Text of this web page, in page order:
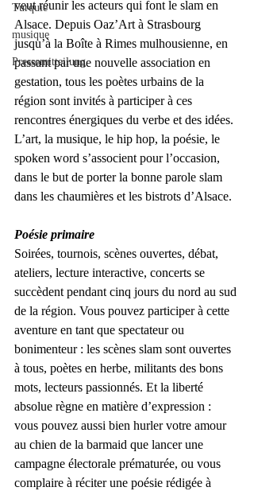
Turquie
musique
Pressemitteilung
veut réunir les acteurs qui font le slam en
Alsace. Depuis Oaz’Art à Strasbourg
jusqu’à la Boîte à Rimes mulhousienne, en
passant par une nouvelle association en
gestation, tous les poètes urbains de la
région sont invités à participer à ces
rencontres énergiques du verbe et des idées.
L’art, la musique, le hip hop, la poésie, le
spoken word s’associent pour l’occasion,
dans le but de porter la bonne parole slam
dans les chaumières et les bistrots d’Alsace.
Poésie primaire
Soirées, tournois, scènes ouvertes, débat,
ateliers, lecture interactive, concerts se
succèdent pendant cinq jours du nord au sud
de la région. Vous pouvez participer à cette
aventure en tant que spectateur ou
bonimenteur : les scènes slam sont ouvertes
à tous, poètes en herbe, militants des bons
mots, lecteurs passionnés. Et la liberté
absolue règne en matière d’expression :
vous pouvez aussi bien hurler votre amour
au chien de la barmaid que lancer une
campagne électorale prématurée, ou vous
complaire à réciter une poésie rédigée à